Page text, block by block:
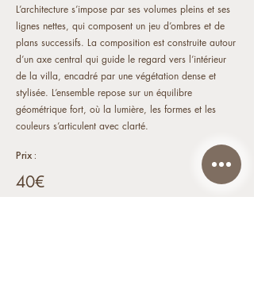
L’architecture s’impose par ses volumes pleins et ses
lignes nettes, qui composent un jeu d’ombres et de
plans successifs. La composition est construite autour
d’un axe central qui guide le regard vers l’intérieur
de la villa, encadré par une végétation dense et
stylisée. L’ensemble repose sur un équilibre
géométrique fort, où la lumière, les formes et les
couleurs s’articulent avec clarté.
Prix :
40€